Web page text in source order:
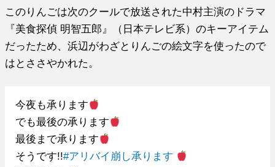
このりんごは次のクールで放送された中村主演のドラマ
『美食探偵 明智五郎』（日本テレビ系）のキーアイテム
だったため、浜辺がわざとりんごの絵文字を使ったので
はとささやかれた。
今夜も承ります
でも最後の承ります
最後まで承ります
そうです!!#アリバイ崩し承ります